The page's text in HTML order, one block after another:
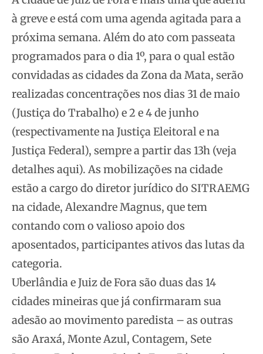
à greve e está com uma agenda agitada para a
próxima semana. Além do ato com passeata
programados para o dia 1º, para o qual estão
convidadas as cidades da Zona da Mata, serão
realizadas concentrações nos dias 31 de maio
(Justiça do Trabalho) e 2 e 4 de junho
(respectivamente na Justiça Eleitoral e na
Justiça Federal), sempre a partir das 13h (veja
detalhes aqui). As mobilizações na cidade
estão a cargo do diretor jurídico do SITRAEMG
na cidade, Alexandre Magnus, que tem
contando com o valioso apoio dos
aposentados, participantes ativos das lutas da
categoria.
Uberlândia e Juiz de Fora são duas das 14
cidades mineiras que já confirmaram sua
adesão ao movimento paredista – as outras
são Araxá, Monte Azul, Contagem, Sete